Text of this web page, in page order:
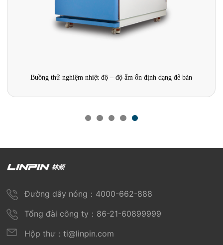
Buồng thử nghiệm nhiệt độ – độ ẩm ổn định dạng để bàn
Đường dây nóng：4000-662-888
Tổng đài công ty：86-21-60899999
Hộp thư：ti@linpin.com